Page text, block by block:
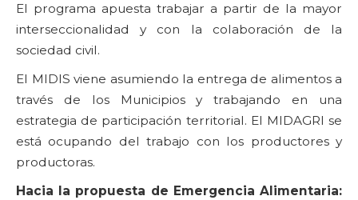
El programa apuesta trabajar a partir de la mayor
interseccionalidad y con la colaboración de la
sociedad civil.
El MIDIS viene asumiendo la entrega de alimentos a
través de los Municipios y trabajando en una
estrategia de participación territorial. El MIDAGRI se
está ocupando del trabajo con los productores y
productoras.
Hacia la propuesta de Emergencia Alimentaria: